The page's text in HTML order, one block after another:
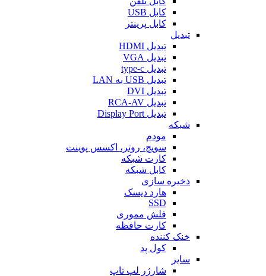
کابل USB
کابل پرینتر
تبدیل
تبدیل HDMI
تبدیل VGA
تبدیل type-c
تبدیل USB به LAN
تبدیل DVI
تبدیل RCA-AV
تبدیل Display Port
شبکه
مودم
سویچ، روتر، اکسس پوینت
کارت شبکه
کابل شبکه
ذخیره سازی
هارد دیسک
SSD
فلش مموری
کارت حافظه
خنک کننده
کول پد
سایر
شارژر لپ تاپ